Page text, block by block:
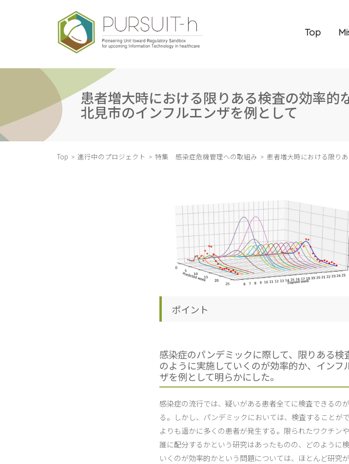
ス
ン
Top
患者増大時における限りある検査の効率的
北見市のインフルエンザを例として
Top 進行中のプロジェクト 特集 感染症危機管理への取組み 患者増大時における限り
ポイント
感染症のパンデミックに際して、限りある検
のように実施していくのが効率的か、インフ
ザを例として明らかにした。
感染症の流行では、疑いがある患者全てに検査できるの
る。しかし、パンデミックにおいては、検査することが
よりも遥かに多くの患者が発生する。限られたワクチン
誰に配分するかという研究はあったものの、どのように
いくのが効率的かという問題については、ほとんど研究